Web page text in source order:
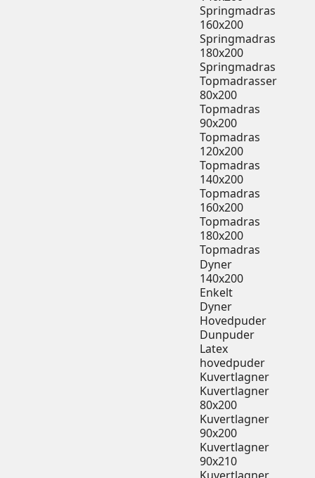
Springmadras
160x200
Springmadras
180x200
Springmadras
Topmadrasser
80x200
Topmadras
90x200
Topmadras
120x200
Topmadras
140x200
Topmadras
160x200
Topmadras
180x200
Topmadras
Dyner
140x200
Enkelt
Dyner
Hovedpuder
Dunpuder
Latex
hovedpuder
Kuvertlagner
Kuvertlagner
80x200
Kuvertlagner
90x200
Kuvertlagner
90x210